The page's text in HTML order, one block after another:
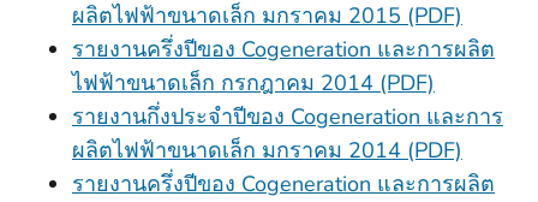
ผลิตไฟฟ้าขนาดเล็ก มกราคม 2015 (PDF)
รายงานครึ่งปีของ Cogeneration และการผลิต
ไฟฟ้าขนาดเล็ก กรกฎาคม 2014 (PDF)
รายงานกึ่งประจําปีของ Cogeneration และการ
ผลิตไฟฟ้าขนาดเล็ก มกราคม 2014 (PDF)
รายงานครึ่งปีของ Cogeneration และการผลิต